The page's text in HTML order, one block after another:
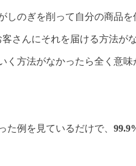
のぎを削って自分の商品を
さんにそれを届ける方法が
方法がなかったら全く意味
例を見ているだけで、